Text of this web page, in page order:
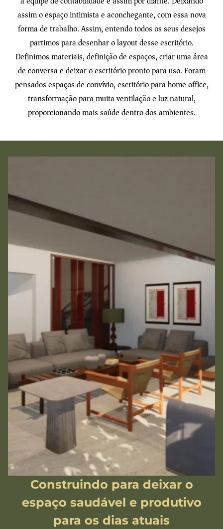
assim o espaço intimista e aconchegante, com essa nova
forma de trabalho. Assim, entendo todos os seus desejos
partimos para desenhar o layout desse escritório.
Definimos materiais, definição de espaços, criar uma área
de conversa e deixar o escritório pronto para uso. Foram
pensados espaços de convívio, escritório para home office,
transformação para muita ventilação e luz natural,
proporcionando mais saúde dentro dos ambientes.
Construindo para deixar o
espaço saudável e produtivo
para os dias atuais